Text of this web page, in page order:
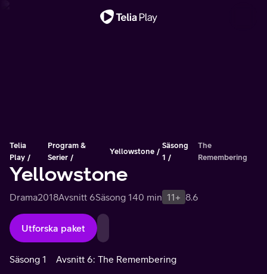
Telia
Play
Program &
Serier
Yellowstone
Säsong
1
The
Remembering
Yellowstone
Drama2018Avsnitt 6Säsong 140 min 11+ 8.6
Utforska paket
Säsong 1 Avsnitt 6: The Remembering